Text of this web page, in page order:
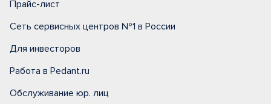
Прайс-лист
Сеть сервисных центров №1 в России
Для инвесторов
Работа в Pedant.ru
Обслуживание юр. лиц